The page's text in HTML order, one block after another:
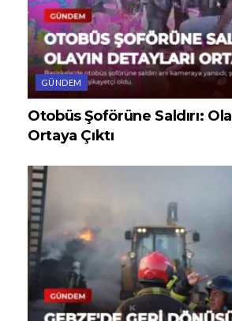
GÜNDEM
Otobüs Şoförüne Saldırı:
Ortaya Çıktı